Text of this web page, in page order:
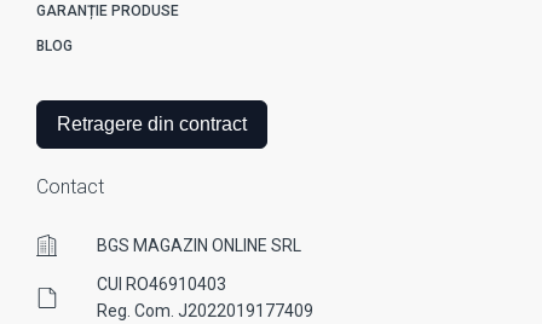
GARANȚIE PRODUSE
BLOG
Retragere din contract
Contact
BGS MAGAZIN ONLINE SRL
CUI RO46910403
Reg. Com. J2022019177409